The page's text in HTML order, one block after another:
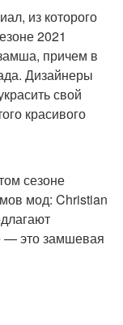
из которого
2021
причем в
Дизайнеры
свой
красивого
сезоне
мод: Christian
— это замшевая